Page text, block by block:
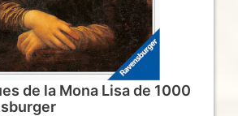
de la Mona Lisa de 1000